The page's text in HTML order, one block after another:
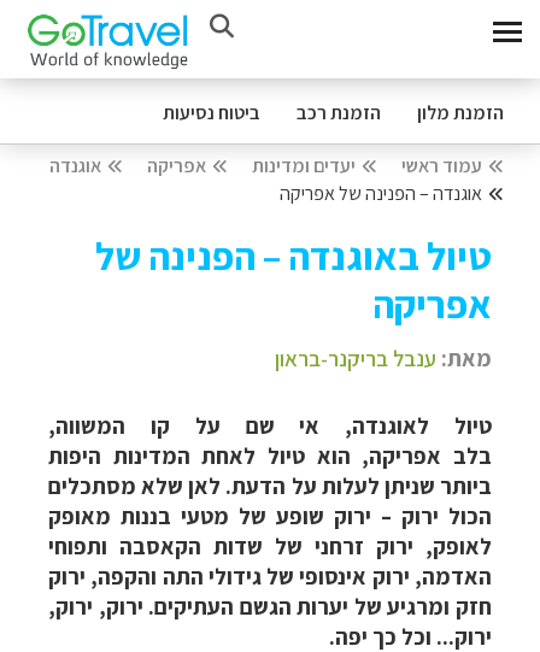
הזמנת מלון הזמנת רכב ביטוח נסיעות
עמוד ראשי יעדים ומדינות אפריקה
אוגנדה
אוגנדה – הפנינה של אפריקה
טיול באוגנדה – הפנינה של
אפריקה
מאת: ענבל בריקנר-בראון
טיול לאוגנדה, אי שם על קו המשווה,
בלב אפריקה, הוא טיול לאחת המדינות היפות
ביותר שניתן לעלות על הדעת. לאן שלא מסתכלים
הכול ירוק – ירוק שופע של מטעי בננות מאופק
לאופק, ירוק זרחני של שדות הקאסבה ותפוחי
האדמה, ירוק אינסופי של גידולי התה והקפה, ירוק
חזק ומרגיע של יערות הגשם העתיקים. ירוק, ירוק,
ירוק... וכל כך יפה.